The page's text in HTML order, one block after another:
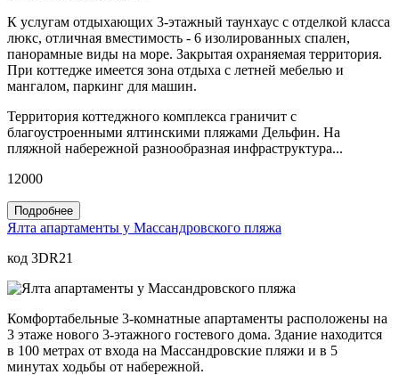
К услугам отдыхающих 3-этажный таунхаус с отделкой класса
люкс, отличная вместимость - 6 изолированных спален,
панорамные виды на море. Закрытая охраняемая территория.
При коттедже имеется зона отдыха с летней мебелью и
мангалом, паркинг для машин.
Территория коттеджного комплекса граничит с
благоустроенными ялтинскими пляжами Дельфин. На
пляжной набережной разнообразная инфраструктура...
12000
Подробнее
Ялта апартаменты у Массандровского пляжа
код 3DR21
Комфортабельные 3-комнатные апартаменты расположены на
3 этаже нового 3-этажного гостевого дома. Здание находится
в 100 метрах от входа на Массандровские пляжи и в 5
минутах ходьбы от набережной.